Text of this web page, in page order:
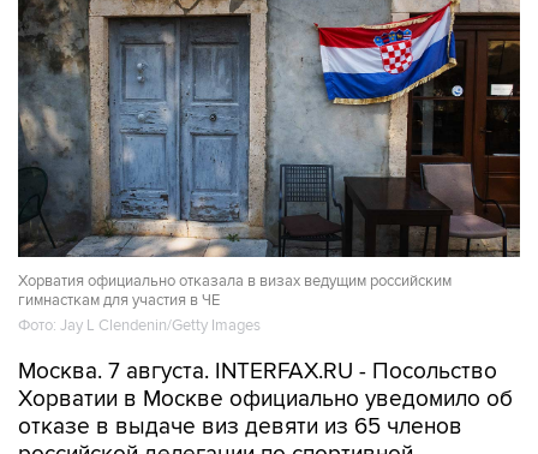
Хорватия официально отказала в визах ведущим российским
гимнасткам для участия в ЧЕ
Фото: Jay L Clendenin/Getty Images
Москва. 7 августа. INTERFAX.RU - Посольство
Хорватии в Москве официально уведомило об
отказе в выдаче виз девяти из 65 членов